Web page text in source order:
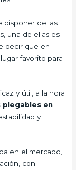
disponer de las
una de ellas es
decir que en
favorito para
y útil, a la hora
plegables en
y
en el mercado,
con